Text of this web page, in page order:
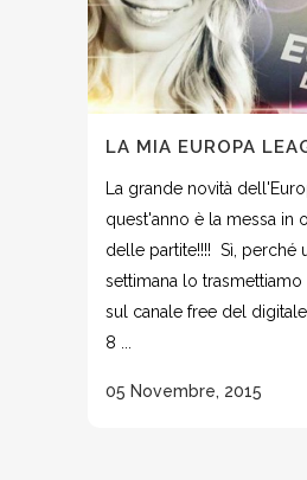
LA MIA EUROPA
La grande novità
quest'anno è la messa in
delle partite!!!! Sì, perché
settimana lo
sul canale free del
8 ...
05 Novembre, 2015